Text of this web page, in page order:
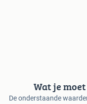
Wat je
De onderstaande